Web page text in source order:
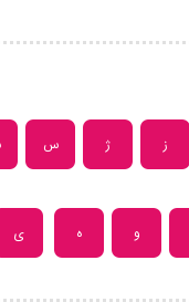
ز ژ س
و ه ی